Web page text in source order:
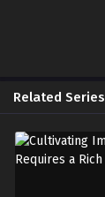
Chapter 179
April 24, 2026
Related Series